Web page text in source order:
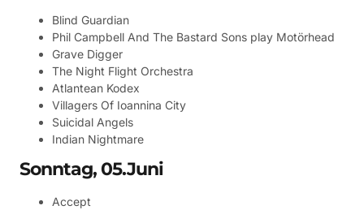
Blind Guardian
Phil Campbell And The Bastard Sons play Motörhead
Grave Digger
The Night Flight Orchestra
Atlantean Kodex
Villagers Of Ioannina City
Suicidal Angels
Indian Nightmare
Sonntag, 05.Juni
Accept